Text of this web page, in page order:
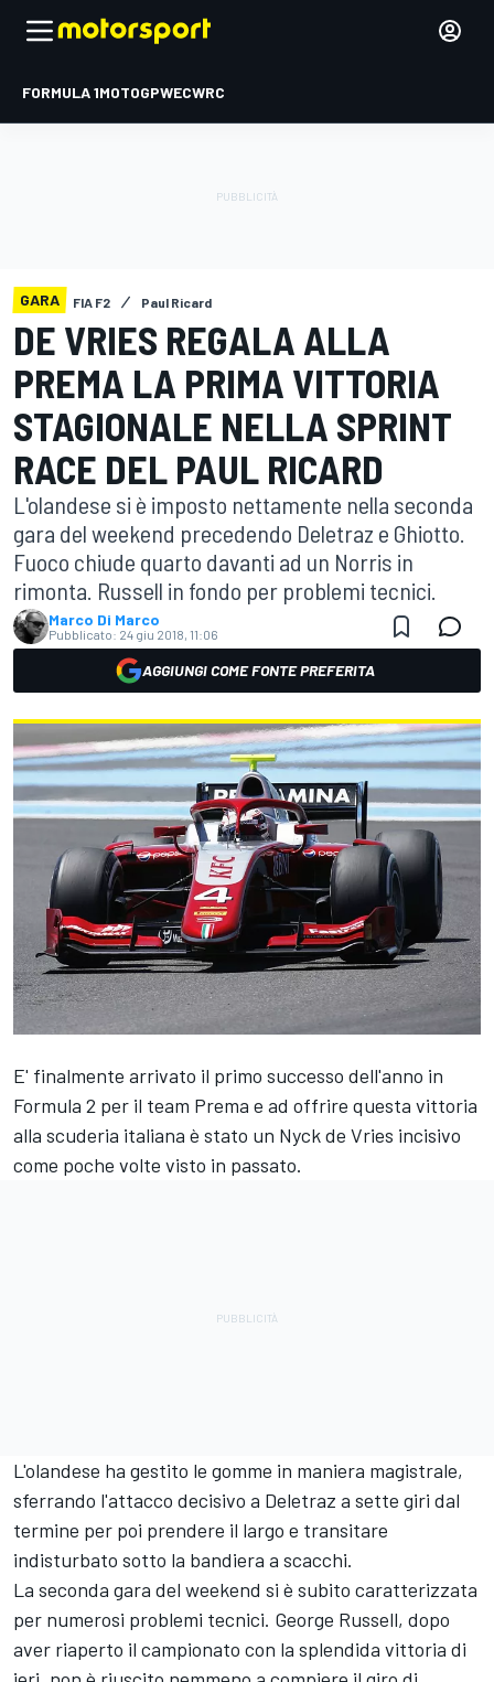
FORMULA 1MOTOGPWECWRC
GARA FIA F2 Paul Ricard
DE VRIES REGALA ALLA
PREMA LA PRIMA VITTORIA
STAGIONALE NELLA SPRINT
RACE DEL PAUL RICARD
L'olandese si è imposto nettamente nella seconda
gara del weekend precedendo Deletraz e Ghiotto.
Fuoco chiude quarto davanti ad un Norris in
rimonta. Russell in fondo per problemi tecnici.
Marco Di Marco
Pubblicato: 24 giu 2018, 11:06
AGGIUNGI COME FONTE PREFERITA
E' finalmente arrivato il primo successo dell'anno in
Formula 2 per il team Prema e ad offrire questa vittoria
alla scuderia italiana è stato un Nyck de Vries incisivo
come poche volte visto in passato.
L'olandese ha gestito le gomme in maniera magistrale,
sferrando l'attacco decisivo a Deletraz a sette giri dal
termine per poi prendere il largo e transitare
indisturbato sotto la bandiera a scacchi.
La seconda gara del weekend si è subito caratterizzata
per numerosi problemi tecnici. George Russell, dopo
aver riaperto il campionato con la splendida vittoria di